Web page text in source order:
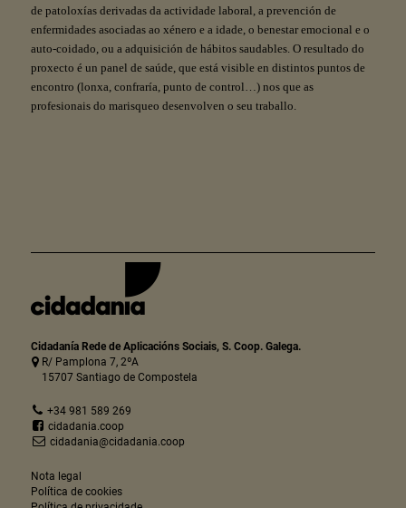
de patoloxías derivadas da actividade laboral, a prevención de
enfermidades asociadas ao xénero e a idade, o benestar emocional e o
auto-coidado, ou a adquisición de hábitos saudables. O resultado do
proxecto é un panel de saúde, que está visible en distintos puntos de
encontro (lonxa, confraría, punto de control…) nos que as
profesionais do marisqueo desenvolven o seu traballo.
Cidadanía Rede de Aplicacións Sociais, S. Coop. Galega.
R/ Pamplona 7, 2ºA
15707 Santiago de Compostela
+34 981 589 269
cidadania.coop
cidadania@cidadania.coop
Nota legal
Política de cookies